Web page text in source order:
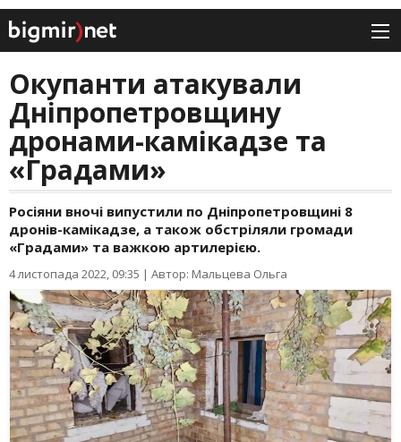
Окупанти атакували
Дніпропетровщину
дронами-камікадзе та
«Градами»
Росіяни вночі випустили по Дніпропетровщині 8
дронів-камікадзе, а також обстріляли громади
«Градами» та важкою артилерією.
4 листопада 2022, 09:35 | Автор: Мальцева Ольга